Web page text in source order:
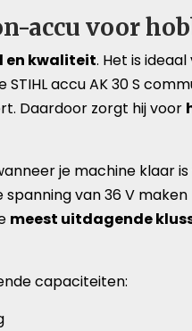
accu voor
en kwaliteit. Het is
STIHL accu AK 30 S
Daardoor zorgt hij voor
je machine klaar
van 36 V
meest uitdagende
capaciteiten: